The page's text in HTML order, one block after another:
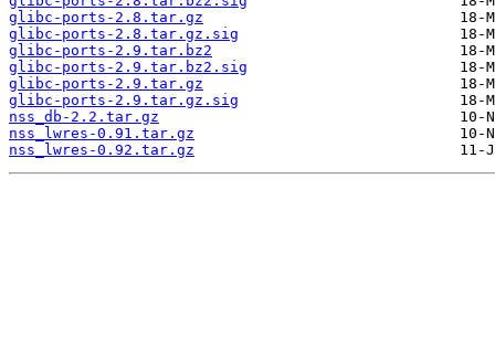
glibc-ports-2.8.tar.gz
glibc-ports-2.8.tar.gz.sig
glibc-ports-2.9.tar.bz2
glibc-ports-2.9.tar.bz2.sig
glibc-ports-2.9.tar.gz
glibc-ports-2.9.tar.gz.sig
nss_db-2.2.tar.gz
nss_lwres-0.91.tar.gz
nss_lwres-0.92.tar.gz